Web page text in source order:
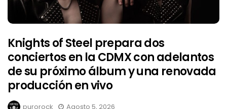
Knights of Steel prepara dos
conciertos en la CDMX con adelantos
de su próximo álbum y una renovada
producción en vivo
purorock Agosto 5, 2026